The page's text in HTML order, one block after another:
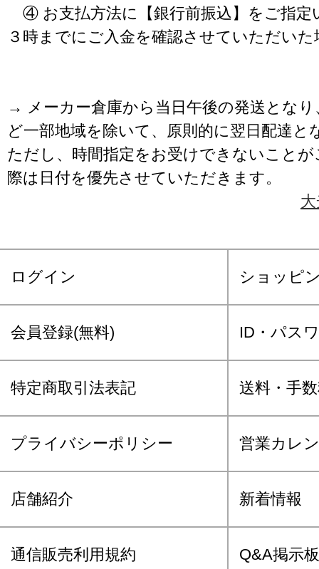
④ お支払方法に【銀行前振込】をご指定
３時までにご入金を確認させていただいた
→ メーカー倉庫から当日午後の発送となり
ど一部地域を除いて、原則的に翌日配達と
ただし、時間指定をお受けできないこと
際は日付を優先させていただきます。
ログイン ショッピ
会員登録(無料) ID・パス
特定商取引法表記 送料・手
プライバシーポリシー 営業カレ
店舗紹介 新着情報
通信販売利用規約 Q&A掲示板